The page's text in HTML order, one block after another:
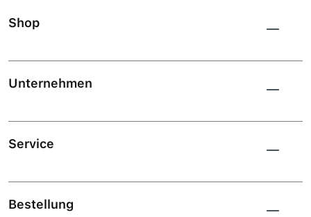
Shop
Unternehmen
Service
Bestellung